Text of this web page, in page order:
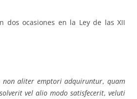
dos ocasiones en la Ley de las XII
non aliter emptori adquiruntur, quam
vel alio modo satisfecerit, veluti